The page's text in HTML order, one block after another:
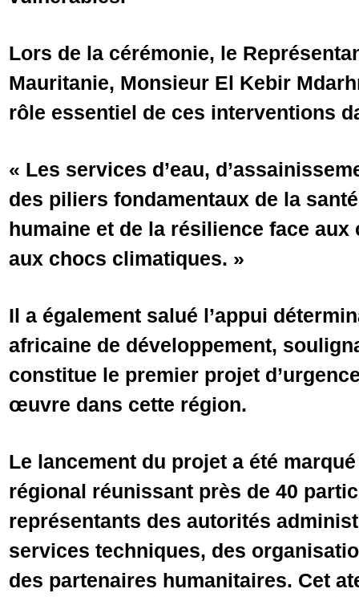
Lors de la cérémonie, le
Mauritanie, Monsieur El Kebir
rôle essentiel de ces interventions
« Les services d’eau,
des piliers fondamentaux de la
humaine et de la résilience face
aux chocs climatiques. »
Il a également salué l’appui
africaine de développement,
constitue le premier projet
œuvre dans cette région.
Le lancement du projet a été
régional réunissant près de 40
représentants des autorités
services techniques, des
des partenaires humanitaires. Cet